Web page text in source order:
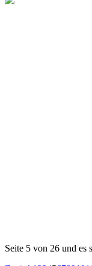
Seite 5 von 26 und es